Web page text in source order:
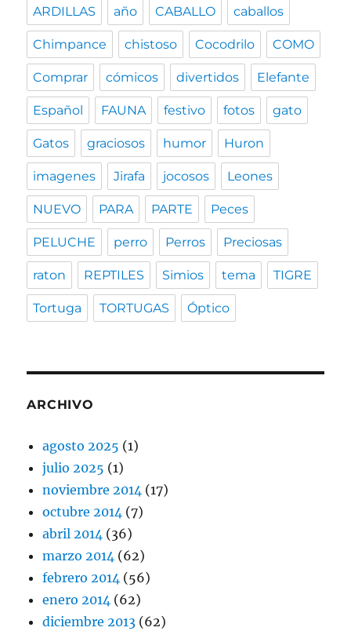
ARDILLAS año CABALLO caballos
Chimpance chistoso Cocodrilo COMO
Comprar cómicos divertidos Elefante
Español FAUNA festivo fotos gato
Gatos graciosos humor Huron
imagenes Jirafa jocosos Leones
NUEVO PARA PARTE Peces
PELUCHE perro Perros Preciosas
raton REPTILES Simios tema TIGRE
Tortuga TORTUGAS Óptico
ARCHIVO
agosto 2025 (1)
julio 2025 (1)
noviembre 2014 (17)
octubre 2014 (7)
abril 2014 (36)
marzo 2014 (62)
febrero 2014 (56)
enero 2014 (62)
diciembre 2013 (62)